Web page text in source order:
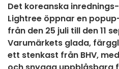
Det koreanska
Lightree öppnar en
från den 25 juli till den 11
Varumärkets glada,
ett stenkast från BHV,